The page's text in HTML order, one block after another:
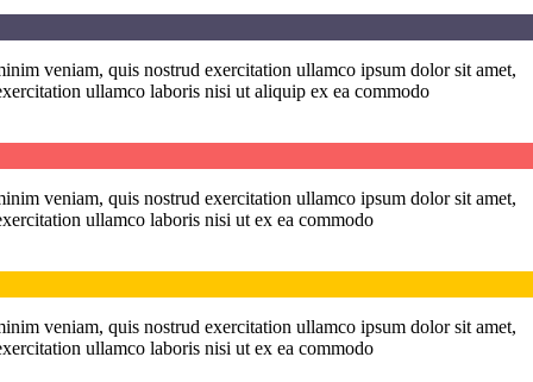
veniam, quis nostrud exercitation ullamco ipsum dolor sit amet,
ullamco laboris nisi ut aliquip ex ea commodo
veniam, quis nostrud exercitation ullamco ipsum dolor sit amet,
ullamco laboris nisi ut ex ea commodo
veniam, quis nostrud exercitation ullamco ipsum dolor sit amet,
ullamco laboris nisi ut ex ea commodo